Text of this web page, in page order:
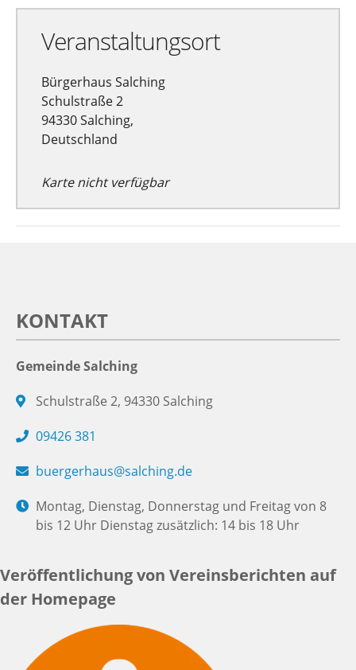
Veranstaltungsort
Bürgerhaus Salching
Schulstraße 2
94330 Salching,
Deutschland
Karte nicht verfügbar
KONTAKT
Gemeinde Salching
Schulstraße 2, 94330 Salching
09426 381
buergerhaus@salching.de
Montag, Dienstag, Donnerstag und Freitag von 8
bis 12 Uhr Dienstag zusätzlich: 14 bis 18 Uhr
Veröffentlichung von Vereinsberichten auf
der Homepage